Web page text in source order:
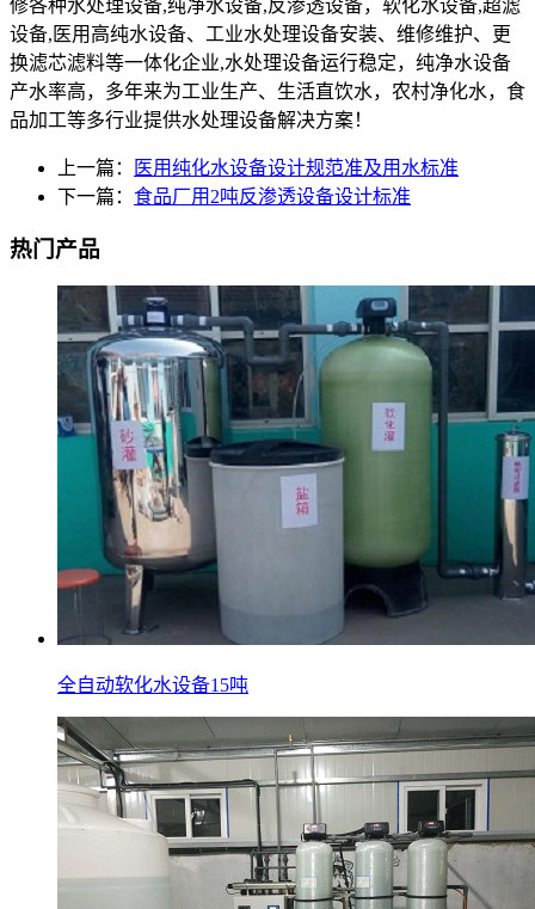
修各种水处理设备,纯净水设备,反渗透设备，软化水设备,超滤
设备,医用高纯水设备、工业水处理设备安装、维修维护、更
换滤芯滤料等一体化企业,水处理设备运行稳定，纯净水设备
产水率高，多年来为工业生产、生活直饮水，农村净化水，食
品加工等多行业提供水处理设备解决方案！
上一篇：
医用纯化水设备设计规范准及用水标准
下一篇： 食品厂用2吨反渗透设备设计标准
热门产品
全自动软化水设备15吨